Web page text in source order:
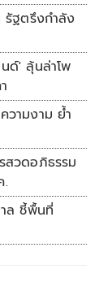
ด์' ลุ้นล่าโพ
วามงาม ย้ำ
สวดอภิธรรม
.
ล ชี้พื้นที่